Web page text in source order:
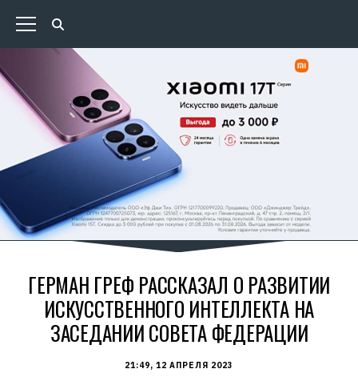
ГЕРМАН ГРЕФ РАССКАЗАЛ О РАЗВИТИИ
ИСКУССТВЕННОГО ИНТЕЛЛЕКТА НА
ЗАСЕДАНИИ СОВЕТА ФЕДЕРАЦИИ
21:49, 12 АПРЕЛЯ 2023